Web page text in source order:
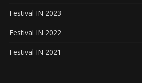
Festival IN 2023
Festival IN 2022
Festival IN 2021